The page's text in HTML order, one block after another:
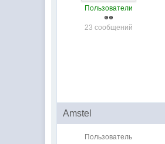
Пользователи
23 сообщений
Amstel
Пользователь